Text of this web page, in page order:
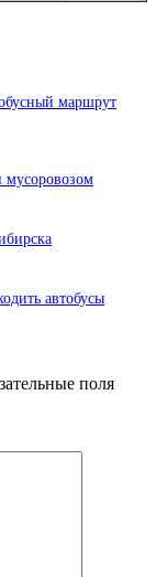
маршрут
автобусы
поля